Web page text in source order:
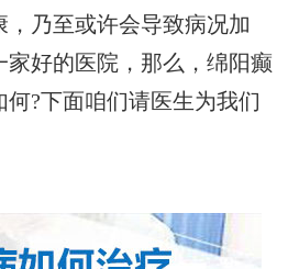
乃至或许会导致病况加
家好的医院，那么，绵阳癫
?下面咱们请医生为我们